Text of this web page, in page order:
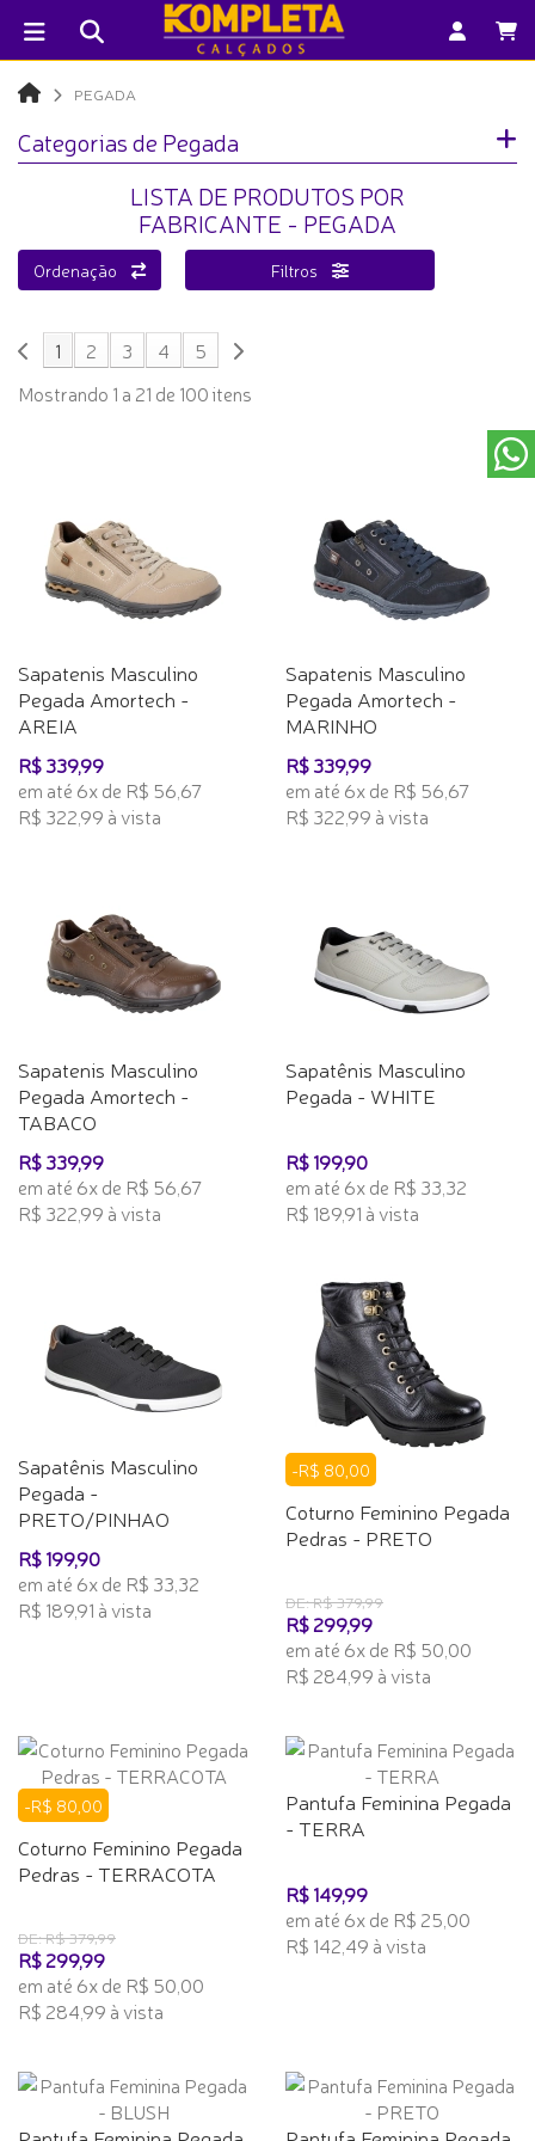
PEGADA
Categorias de Pegada
LISTA DE PRODUTOS POR
FABRICANTE - PEGADA
Ordenação Filtros
1 2 3 4
5
Mostrando 1 a 21 de 100 itens
Sapatenis Masculino
Pegada Amortech -
AREIA
R$ 339,99
em até 6x de R$ 56,67
R$ 322,99 à vista
Sapatenis Masculino
Pegada Amortech -
MARINHO
R$ 339,99
em até 6x de R$ 56,67
R$ 322,99 à vista
Sapatenis Masculino
Pegada Amortech -
TABACO
R$ 339,99
em até 6x de R$ 56,67
R$ 322,99 à vista
Sapatênis Masculino
Pegada - WHITE
R$ 199,90
em até 6x de R$ 33,32
R$ 189,91 à vista
Sapatênis Masculino
Pegada -
PRETO/PINHAO
R$ 199,90
em até 6x de R$ 33,32
R$ 189,91 à vista
-R$ 80,00
Coturno Feminino Pegada
Pedras - PRETO
DE: R$ 379,99
R$ 299,99
em até 6x de R$ 50,00
R$ 284,99 à vista
-R$ 80,00
Coturno Feminino Pegada
Pedras - TERRACOTA
DE: R$ 379,99
R$ 299,99
em até 6x de R$ 50,00
R$ 284,99 à vista
Pantufa Feminina Pegada
- TERRA
R$ 149,99
em até 6x de R$ 25,00
R$ 142,49 à vista